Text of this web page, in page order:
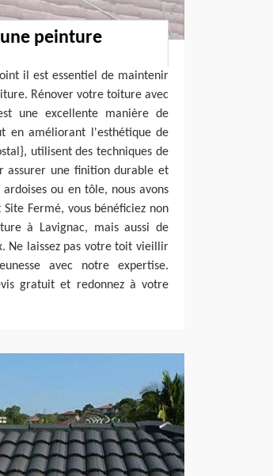
peinture
il est essentiel de maintenir
Rénover votre toiture avec
une excellente manière de
en améliorant l'esthétique de
utilisent des techniques de
assurer une finition durable et
ou en tôle, nous avons
Fermé, vous bénéficiez non
à Lavignac, mais aussi de
Ne laissez pas votre toit vieillir
avec notre expertise.
gratuit et redonnez à votre